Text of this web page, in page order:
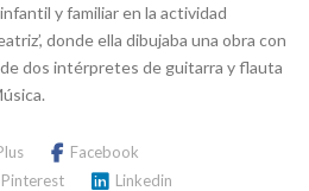
y familiar en la actividad
donde ella dibujaba una obra con
dos intérpretes de guitarra y flauta
Facebook
Pinterest Linkedin